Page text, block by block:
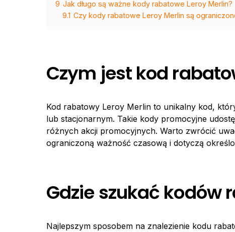
9 Jak długo są ważne kody rabatowe Leroy Merlin?
9.1 Czy kody rabatowe Leroy Merlin są
Czym jest kod
Kod rabatowy Leroy Merlin to unikalny kod,
lub stacjonarnym. Takie kody promocyjne
różnych akcji promocyjnych. Warto zwrócić
ograniczoną ważność czasową i dotyczą
Gdzie szukać kodów
Najlepszym sposobem na znalezienie kodu